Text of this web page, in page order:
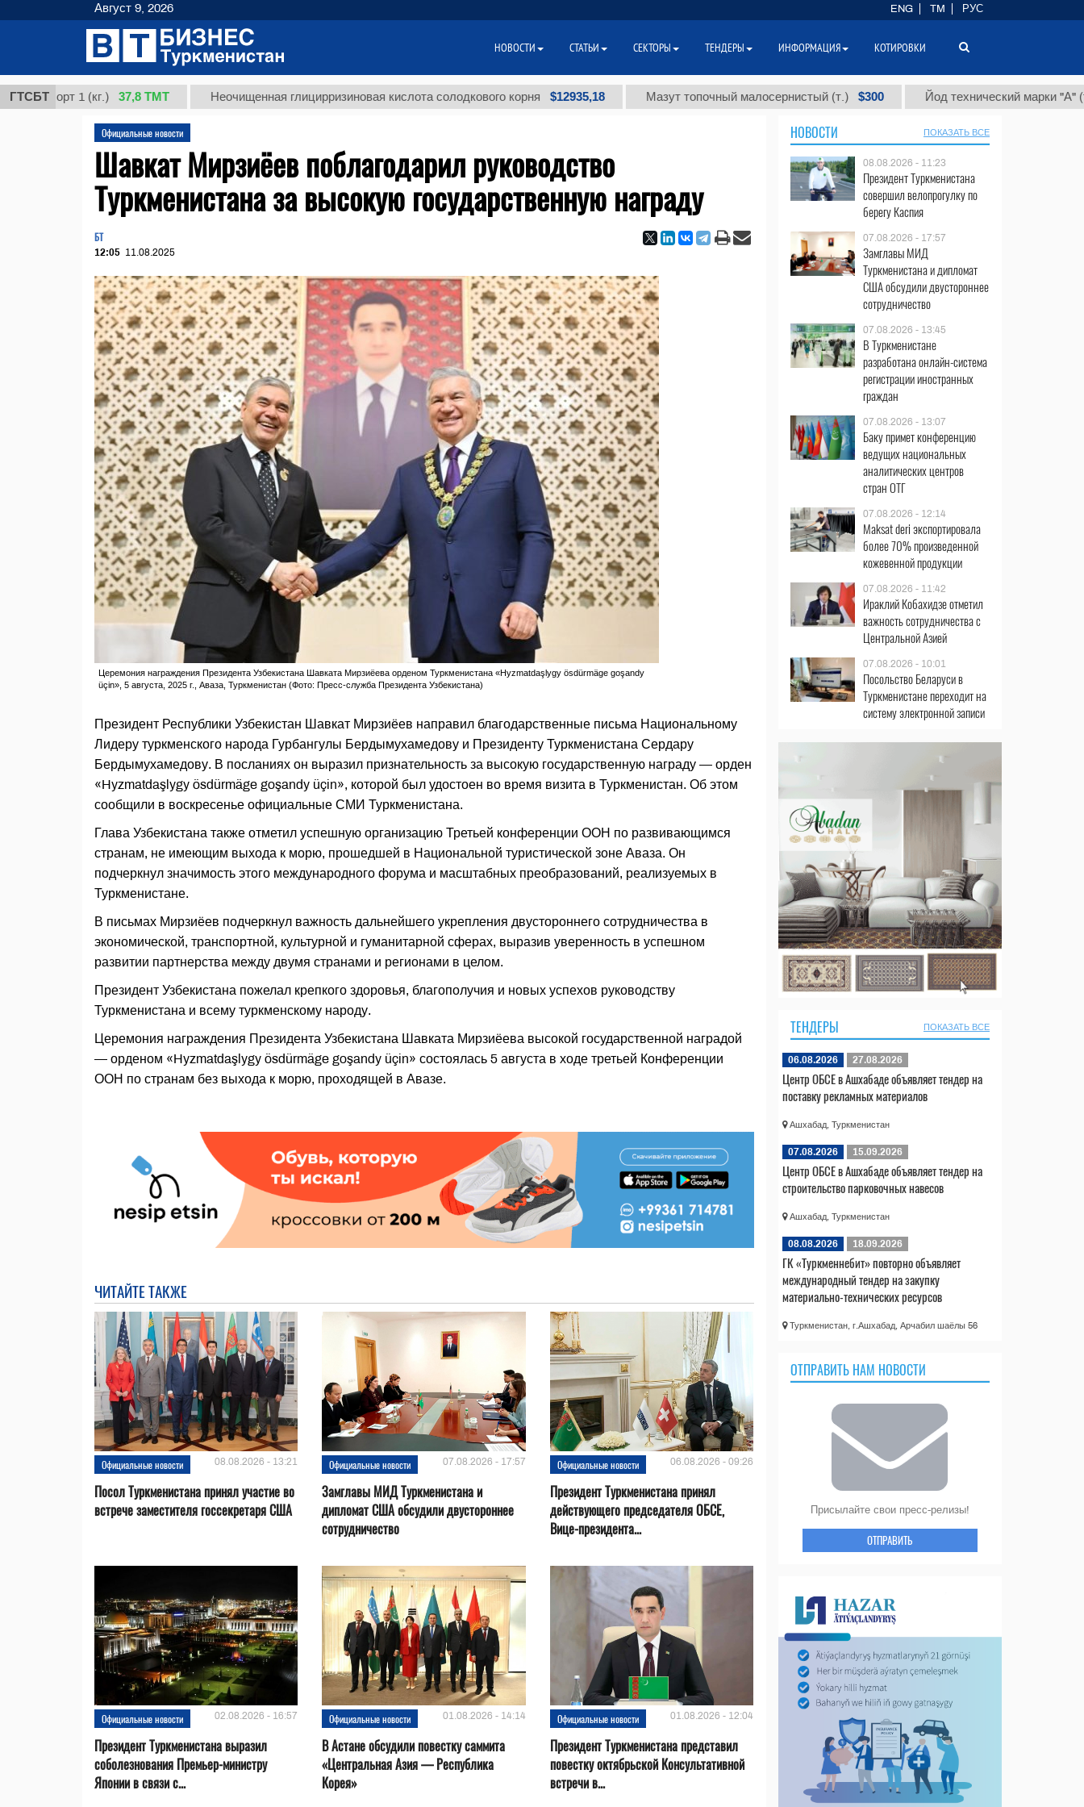
ГТСБТ1 (кг.) 37,8 ТМТ Неочищенная глицирризиновая кислота солодкового корня $12935,18 Мазут топочный малосернистый (т.) $300 Йод технический марки "А" (т.) $86
Официальные новости
Шавкат Мирзиёев поблагодарил руководство
Туркменистана за высокую государственную награду
БТ
12:05 11.08.2025
Церемония награждения Президента Узбекистана Шавката Мирзиёева орденом Туркменистана «Hyzmatdaşlygy ösdürmäge goşandy
üçin», 5 августа, 2025 г., Аваза, Туркменистан (Фото: Пресс-служба Президента Узбекистана)
Президент Республики Узбекистан Шавкат Мирзиёев направил благодарственные письма Национальному
Лидеру туркменского народа Гурбангулы Бердымухамедову и Президенту Туркменистана Сердару
Бердымухамедову. В посланиях он выразил признательность за высокую государственную награду — орден
«Hyzmatdaşlygy ösdürmäge goşandy üçin», которой был удостоен во время визита в Туркменистан. Об этом
сообщили в воскресенье официальные СМИ Туркменистана.
Глава Узбекистана также отметил успешную организацию Третьей конференции ООН по развивающимся
странам, не имеющим выхода к морю, прошедшей в Национальной туристической зоне Аваза. Он
подчеркнул значимость этого международного форума и масштабных преобразований, реализуемых в
Туркменистане.
В письмах Мирзиёев подчеркнул важность дальнейшего укрепления двустороннего сотрудничества в
экономической, транспортной, культурной и гуманитарной сферах, выразив уверенность в успешном
развитии партнерства между двумя странами и регионами в целом.
Президент Узбекистана пожелал крепкого здоровья, благополучия и новых успехов руководству
Туркменистана и всему туркменскому народу.
Церемония награждения Президента Узбекистана Шавката Мирзиёева высокой государственной наградой
— орденом «Hyzmatdaşlygy ösdürmäge goşandy üçin» состоялась 5 августа в ходе третьей Конференции
ООН по странам без выхода к морю, проходящей в Авазе.
ЧИТАЙТЕ ТАКЖЕ
Официальные новости 08.08.2026 - 13:21
Посол Туркменистана принял участие во
встрече заместителя госсекретаря США
Официальные новости 07.08.2026 - 17:57
Замглавы МИД Туркменистана и
дипломат США обсудили двустороннее
сотрудничество
Официальные новости 06.08.2026 - 09:26
Президент Туркменистана принял
действующего председателя ОБСЕ,
Вице-президента...
Официальные новости 02.08.2026 - 16:57
Президент Туркменистана выразил
соболезнования Премьер-министру
Японии в связи с...
Официальные новости 01.08.2026 - 14:14
В Астане обсудили повестку саммита
«Центральная Азия — Республика
Корея»
Официальные новости 01.08.2026 - 12:04
Президент Туркменистана представил
повестку октябрьской Консультативной
встречи в...
НОВОСТИ ПОКАЗАТЬ ВСЕ
08.08.2026 - 11:23
Президент Туркменистана
совершил велопрогулку по
берегу Каспия
07.08.2026 - 17:57
Замглавы МИД
Туркменистана и дипломат
США обсудили двустороннее
сотрудничество
07.08.2026 - 13:45
В Туркменистане
разработана онлайн-система
регистрации иностранных
граждан
07.08.2026 - 13:07
Баку примет конференцию
ведущих национальных
аналитических центров
стран ОТГ
07.08.2026 - 12:14
Maksat deri экспортировала
более 70% произведенной
кожевенной продукции
07.08.2026 - 11:42
Ираклий Кобахидзе отметил
важность сотрудничества с
Центральной Азией
07.08.2026 - 10:01
Посольство Беларуси в
Туркменистане переходит на
систему электронной записи
ТЕНДЕРЫ ПОКАЗАТЬ ВСЕ
06.08.2026 27.08.2026
Центр ОБСЕ в Ашхабаде объявляет тендер на
поставку рекламных материалов
Ашхабад, Туркменистан
07.08.2026 15.09.2026
Центр ОБСЕ в Ашхабаде объявляет тендер на
строительство парковочных навесов
Ашхабад, Туркменистан
08.08.2026 18.09.2026
ГК «Туркменнебит» повторно объявляет
международный тендер на закупку
материально-технических ресурсов
Туркменистан, г.Ашхабад, Арчабил шаёлы 56
ОТПРАВИТЬ НАМ НОВОСТИ
Присылайте свои пресс-релизы!
ОТПРАВИТЬ
Август 9, 2026 ENG TM РУС
НОВОСТИ СТАТЬИ СЕКТОРЫ ТЕНДЕРЫ ИНФОРМАЦИЯ КОТИРОВКИ